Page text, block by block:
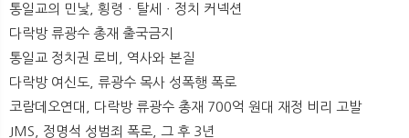
통일교의 민낯, 횡령ㆍ탈세ㆍ정치 커넥션
다락방 류광수 총재 출국금지
통일교 정치권 로비, 역사와 본질
다락방 여신도, 류광수 목사 성폭행 폭로
코람데오연대, 다락방 류광수 총재 700억 원대 재정 비리 고발
JMS, 정명석 성범죄 폭로, 그 후 3년